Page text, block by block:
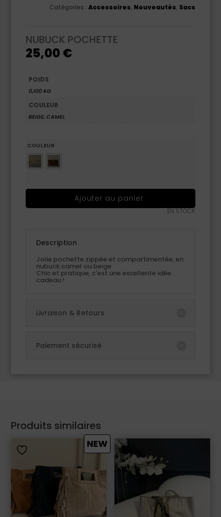
Catégories : Accessoires, Nouveautés, Sacs
NUBUCK POCHETTE
25,00 €
POIDS
0,100 KG
COULEUR
BEIGE, CAMEL
COULEUR
Ajouter au panier
EN STOCK
Description
Jolie pochette zippée et compartimentée, en
nubuck camel ou beige
Chic et pratique, c’est une excellente idée
cadeau !
Livraison & Retours
Paiement sécurisé
Produits similaires
NEW